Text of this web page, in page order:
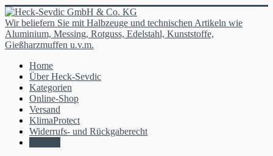
Wir beliefern Sie mit Halbzeuge und technischen Artikeln wie
Aluminium, Messing, Rotguss, Edelstahl, Kunststoffe,
Gießharzmuffen u.v.m.
Home
Über Heck-Sevdic
Kategorien
Online-Shop
Versand
KlimaProtect
Widerrufs- und Rückgaberecht